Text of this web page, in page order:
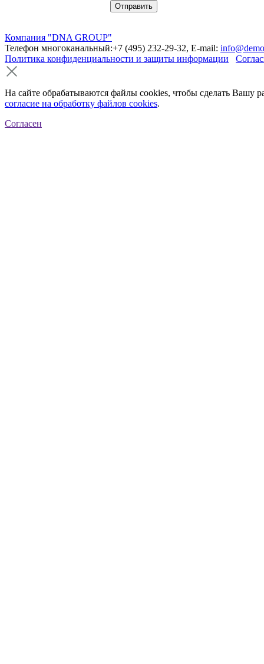
Компания "DNA GROUP"
Телефон многоканальный:+7 (495) 232-29-32, E-mail:
Политика конфиденциальности и защиты информации
На сайте обрабатываются файлы cookies, чтобы сделать Вашу
согласие на обработку файлов cookies.
Согласен